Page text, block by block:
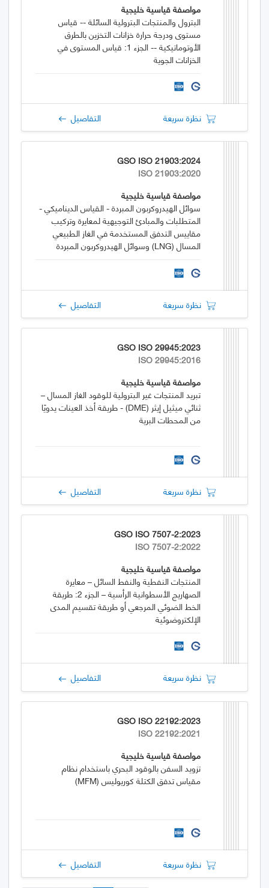
مواصفة قياسية خليجية
البترول والمنتجات البترولية السائلة -- قياس
مستوى ودرجة حرارة خزانات التخزين بالطرق
الأوتوماتيكية -- الجزء 1: قياس المستوى في
الخزانات الجوية
نظرة سريعة التفاصيل
GSO ISO 21903:2024
ISO 21903:2020
مواصفة قياسية خليجية
سوائل الهيدروكربون المبردة - القياس الديناميكي -
المتطلبات والمبادئ التوجيهية لمعايرة وتركيب
مقاييس التدفق المستخدمة في الغاز الطبيعي
المسال (LNG) وسوائل الهيدروكربون المبردة
نظرة سريعة التفاصيل
GSO ISO 29945:2023
ISO 29945:2016
مواصفة قياسية خليجية
تبريد المنتجات غير البترولية للوقود الغاز المسال –
ثنائي ميثيل إيثر (DME) - طريقة أخذ العينات يدويًا
من المحطات البرية
نظرة سريعة التفاصيل
GSO ISO 7507-2:2023
ISO 7507-2:2022
مواصفة قياسية خليجية
المنتجات النفطية والنفط السائل – معايرة
الصهاريج الأسطوانية الرأسية – الجزء 2: طريقة
الخط الضوئي المرجعي أو طريقة تقسيم المدى
الإلكتروضوئية
نظرة سريعة التفاصيل
GSO ISO 22192:2023
ISO 22192:2021
مواصفة قياسية خليجية
تزويد السفن بالوقود البحري باستخدام نظام
مقياس تدفق الكتلة كوريوليس (MFM)
نظرة سريعة التفاصيل